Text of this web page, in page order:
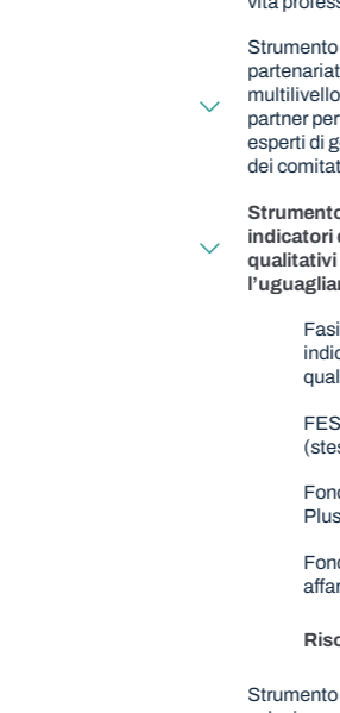
partner
esperti di
dei
indicatori
qualitativi
Plus